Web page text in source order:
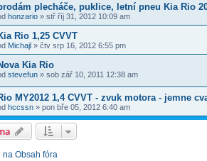
plecháče, puklice, letní pneu Kia Rio
honzario » stř říj 31, 2012 10:09 am
Rio 1,25 CVVT
Michajl » čtv srp 16, 2012 6:55 pm
Kia Rio
stevefun » sob zář 10, 2011 12:38 am
MY2012 1,4 CVVT - zvuk motora - jemne
hccssn » pon bře 05, 2012 6:40 am
na Obsah fóra